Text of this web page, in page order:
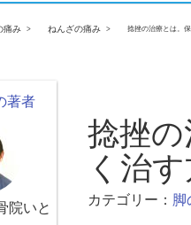
痛み ねんざの痛み 捻挫の治療とは。
捻挫
く治
カテゴリー： 脚
著者
院いと